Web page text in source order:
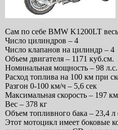
Сам по себе BMW K1200LT
Число цилиндров – 4
Число клапанов на цилиндр – 4
Объем двигателя – 1171 куб.см.
Номинальная мощность – 98
Расход топлива на 100 км при
Разгон 0-100 км/ч – 5,6 сек
Максимальная скорость – 197
Вес – 378 кг
Объем топливного бака – 23,4 л
Этот мотоцикл имеет боковые